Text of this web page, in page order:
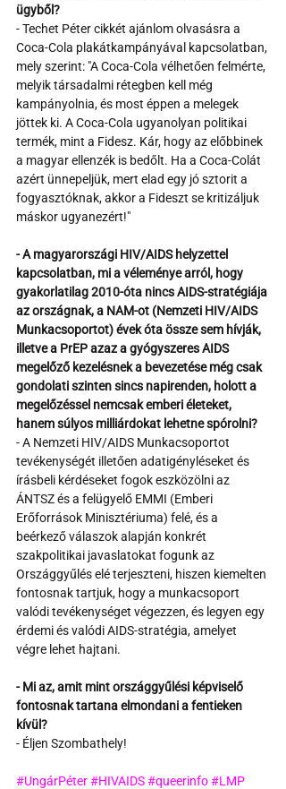
ügyből?
- Techet Péter cikkét ajánlom olvasásra a
Coca-Cola plakátkampányával kapcsolatban,
mely szerint: "A Coca-Cola vélhetően felmérte,
melyik társadalmi rétegben kell még
kampányolnia, és most éppen a melegek
jöttek ki. A Coca-Cola ugyanolyan politikai
termék, mint a Fidesz. Kár, hogy az előbbinek
a magyar ellenzék is bedőlt. Ha a Coca-Colát
azért ünnepeljük, mert elad egy jó sztorit a
fogyasztóknak, akkor a Fideszt se kritizáljuk
máskor ugyanezért!"
- A magyarországi HIV/AIDS helyzettel
kapcsolatban, mi a véleménye arról, hogy
gyakorlatilag 2010-óta nincs AIDS-stratégiája
az országnak, a NAM-ot (Nemzeti HIV/AIDS
Munkacsoportot) évek óta össze sem hívják,
illetve a PrEP azaz a gyógyszeres AIDS
megelőző kezelésnek a bevezetése még csak
gondolati szinten sincs napirenden, holott a
megelőzéssel nemcsak emberi életeket,
hanem súlyos milliárdokat lehetne spórolni?
- A Nemzeti HIV/AIDS Munkacsoportot
tevékenységét illetően adatigényléseket és
írásbeli kérdéseket fogok eszközölni az
ÁNTSZ és a felügyelő EMMI (Emberi
Erőforrások Minisztériuma) felé, és a
beérkező válaszok alapján konkrét
szakpolitikai javaslatokat fogunk az
Országgyűlés elé terjeszteni, hiszen kiemelten
fontosnak tartjuk, hogy a munkacsoport
valódi tevékenységet végezzen, és legyen egy
érdemi és valódi AIDS-stratégia, amelyet
végre lehet hajtani.
- Mi az, amit mint országgyűlési képviselő
fontosnak tartana elmondani a fentieken
kívül?
- Éljen Szombathely!
#UngárPéter#HIVAIDS#queerinfo#LMP